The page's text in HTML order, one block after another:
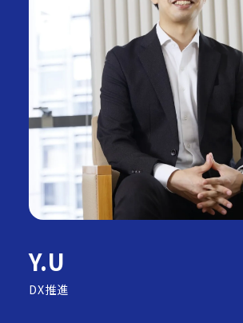
DX推進
Y.U
XINシステム推進事業部
T.N
CROSSTALK
CROSSTALK #01
同期入社が語る、志望
仕事の話
Y.U
DX推進